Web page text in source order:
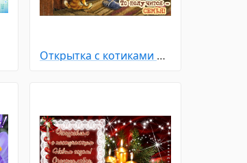
Открытка с котиками на день семьи любви и верности